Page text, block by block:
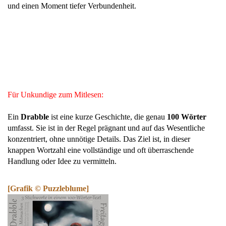
und einen Moment tiefer Verbundenheit.
Für Unkundige zum Mitlesen:
Ein Drabble ist eine kurze Geschichte, die genau 100 Wörter
umfasst. Sie ist in der Regel prägnant und auf das Wesentliche
konzentriert, ohne unnötige Details. Das Ziel ist, in dieser
knappen Wortzahl eine vollständige und oft überraschende
Handlung oder Idee zu vermitteln.
[Grafik © Puzzleblume]